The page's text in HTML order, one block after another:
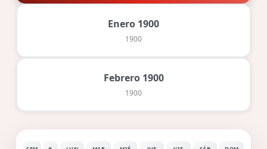
Enero 1900
1900
Febrero 1900
1900